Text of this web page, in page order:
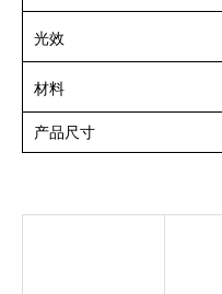
光效
材料
产品尺寸